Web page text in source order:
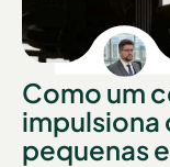
Como um
impulsiona
pequenas